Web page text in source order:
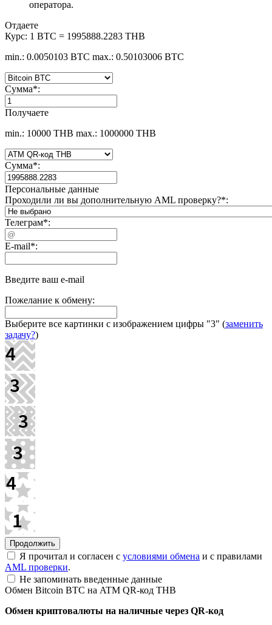
оператора.
Отдаете
Курс: 1 BTC = 1995888.2283 THB
min.: 0.0050103 BTC max.: 0.50103006 BTC
Сумма*:
Получаете
min.: 10000 THB max.: 1000000 THB
Сумма*:
Персональные данные
Проходили ли вы дополнительную AML проверку?*:
Телеграм*:
E-mail*:
Введите ваш e-mail
Пожелание к обмену:
Выберите все картинки с изображением цифры "3" (заменить
задачу?)
Я прочитал и согласен с условиями обмена и с правилами
AML проверки.
Не запоминать введенные данные
Обмен Bitcoin BTC на ATM QR-код THB
Обмен криптовалюты на наличные через QR-код